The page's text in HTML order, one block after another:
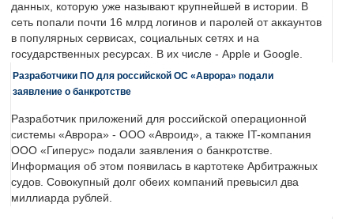
данных, которую уже называют крупнейшей в истории. В
сеть попали почти 16 млрд логинов и паролей от аккаунтов
в популярных сервисах, социальных сетях и на
государственных ресурсах. В их числе - Apple и Google.
Разработчики ПО для российской ОС «Аврора» подали
заявление о банкротстве
Разработчик приложений для российской операционной
системы «Аврора» - ООО «Авроид», а также IT-компания
ООО «Гиперус» подали заявления о банкротстве.
Информация об этом появилась в картотеке Арбитражных
судов. Совокупный долг обеих компаний превысил два
миллиарда рублей.